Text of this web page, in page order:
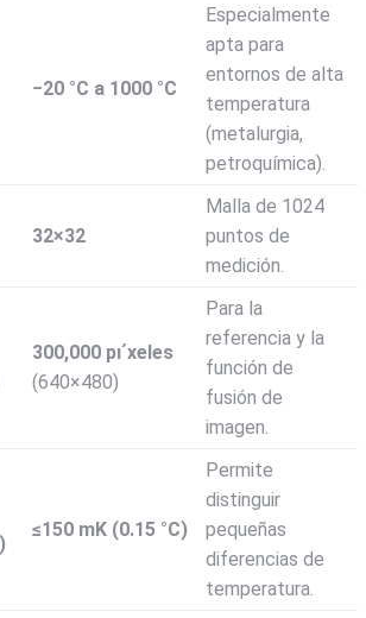
−20 °C a 1000 °C
Especialmente
apta para
entornos de alta
temperatura
(metalurgia,
petroquímica).
32×32
Malla de 1024
puntos de
medición.
300,000 pıˊxeles
(640×480)
Para la
referencia y la
función de
fusión de
imagen.
≤150 mK (0.15 °C)
Permite
distinguir
pequeñas
diferencias de
temperatura.